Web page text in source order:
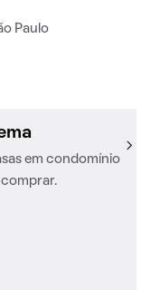
Paulo
em condomínio
comprar.